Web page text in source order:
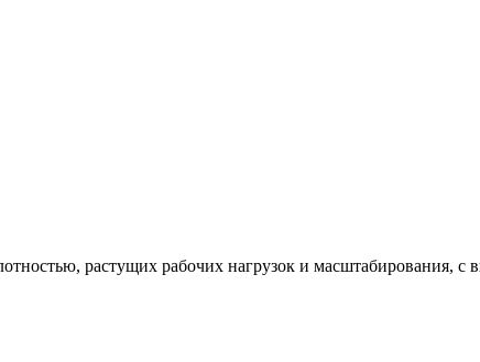
растущих рабочих нагрузок и масштабирования, с